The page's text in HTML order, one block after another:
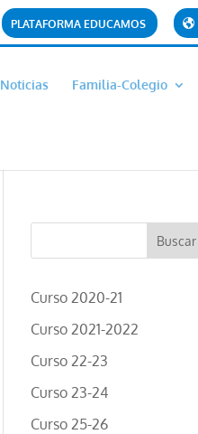
PLATAFORMA EDUCAMOS
Noticias Familia-Colegio
Curso 2020-21
Curso 2021-2022
Curso 22-23
Curso 23-24
Curso 25-26